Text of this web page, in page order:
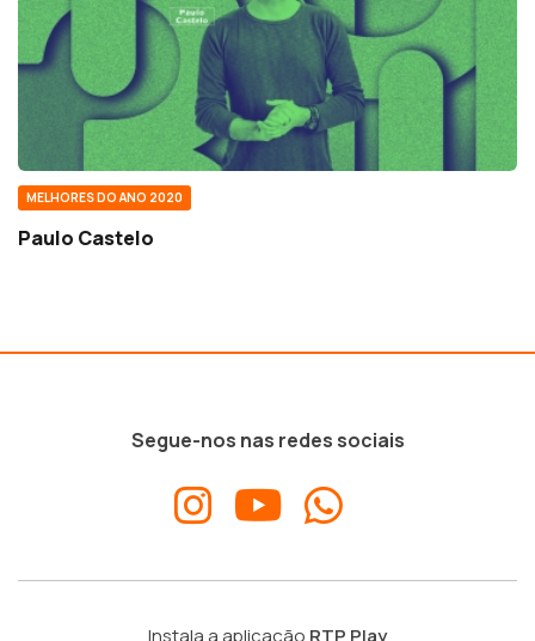
MELHORES DO ANO 2020
Paulo Castelo
Segue-nos nas redes sociais
Instala a aplicação RTP Play